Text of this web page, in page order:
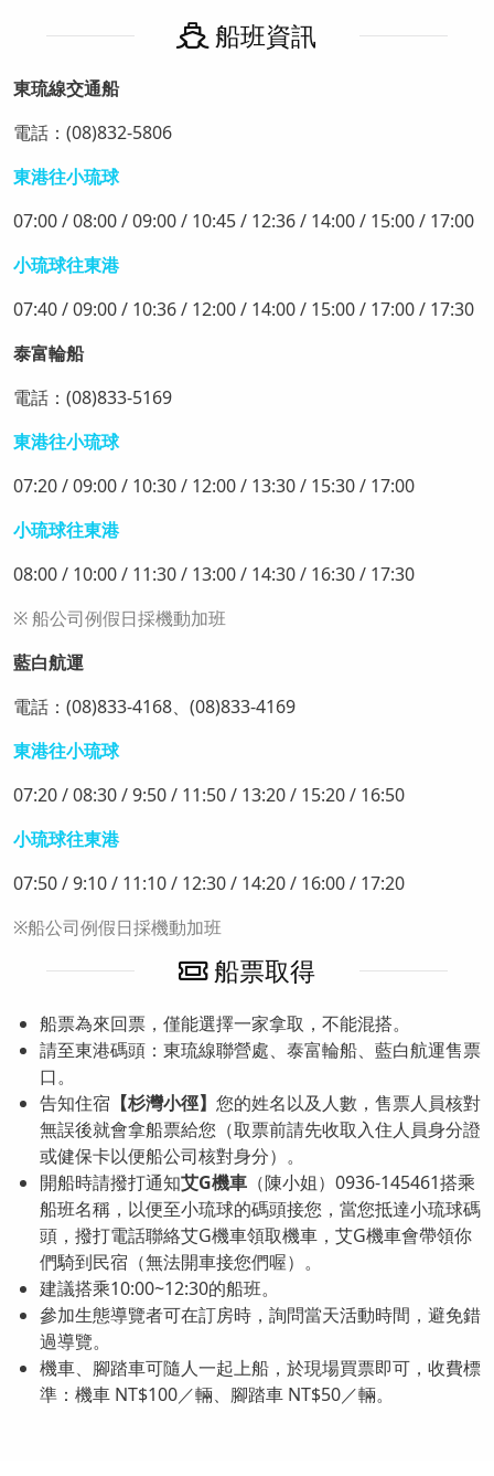
船班資訊
東琉線交通船
電話：(08)832-5806
東港往小琉球
07:00 / 08:00 / 09:00 / 10:45 / 12:36 / 14:00 / 15:00 / 17:00
小琉球往東港
07:40 / 09:00 / 10:36 / 12:00 / 14:00 / 15:00 / 17:00 / 17:30
泰富輪船
電話：(08)833-5169
東港往小琉球
07:20 / 09:00 / 10:30 / 12:00 / 13:30 / 15:30 / 17:00
小琉球往東港
08:00 / 10:00 / 11:30 / 13:00 / 14:30 / 16:30 / 17:30
※ 船公司例假日採機動加班
藍白航運
電話：(08)833-4168、(08)833-4169
東港往小琉球
07:20 / 08:30 / 9:50 / 11:50 / 13:20 / 15:20 / 16:50
小琉球往東港
07:50 / 9:10 / 11:10 / 12:30 / 14:20 / 16:00 / 17:20
※船公司例假日採機動加班
船票取得
船票為來回票，僅能選擇一家拿取，不能混搭。
請至東港碼頭：東琉線聯營處、泰富輪船、藍白航運售票
口。
告知住宿 【杉灣小徑】 您的姓名以及人數，售票人員核對
無誤後就會拿船票給您（取票前請先收取入住人員身分證
或健保卡以便船公司核對身分）。
開船時請撥打通知艾G機車 （陳小姐）0936-145461搭乘
船班名稱，以便至小琉球的碼頭接您，當您抵達小琉球碼
頭，撥打電話聯絡艾G機車領取機車，艾G機車會帶領你
們騎到民宿（無法開車接您們喔）。
建議搭乘10:00~12:30的船班。
參加生態導覽者可在訂房時，詢問當天活動時間，避免錯
過導覽。
機車、腳踏車可隨人一起上船，於現場買票即可，收費標
準：機車 NT$100／輛、腳踏車 NT$50／輛。